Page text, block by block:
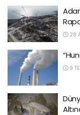
28
9